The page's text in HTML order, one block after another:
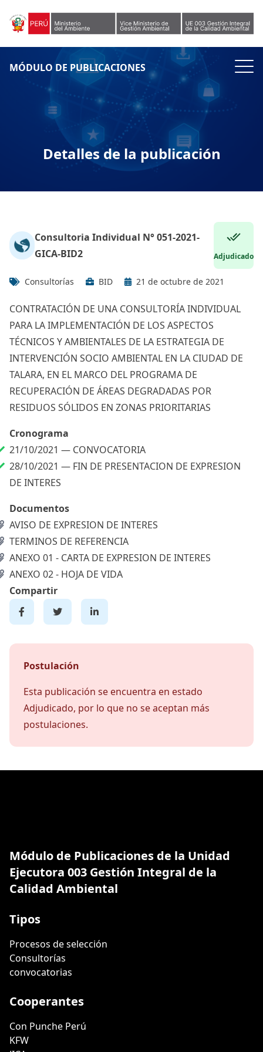
MÓDULO DE PUBLICACIONES
Detalles de la publicación
Consultoria Individual N° 051-2021-
GICA-BID2
Adjudicado
Consultorías BID 21 de octubre de 2021
CONTRATACIÓN DE UNA CONSULTORÍA INDIVIDUAL
PARA LA IMPLEMENTACIÓN DE LOS ASPECTOS
TÉCNICOS Y AMBIENTALES DE LA ESTRATEGIA DE
INTERVENCIÓN SOCIO AMBIENTAL EN LA CIUDAD DE
TALARA, EN EL MARCO DEL PROGRAMA DE
RECUPERACIÓN DE ÁREAS DEGRADADAS POR
RESIDUOS SÓLIDOS EN ZONAS PRIORITARIAS
Cronograma
21/10/2021 — CONVOCATORIA
28/10/2021 — FIN DE PRESENTACION DE EXPRESION
DE INTERES
Documentos
AVISO DE EXPRESION DE INTERES
TERMINOS DE REFERENCIA
ANEXO 01 - CARTA DE EXPRESION DE INTERES
ANEXO 02 - HOJA DE VIDA
Compartir
Postulación
Esta publicación se encuentra en estado
Adjudicado, por lo que no se aceptan más
postulaciones.
Módulo de Publicaciones de la Unidad
Ejecutora 003 Gestión Integral de la
Calidad Ambiental
Tipos
Procesos de selección
Consultorías
convocatorias
Cooperantes
Con Punche Perú
KFW